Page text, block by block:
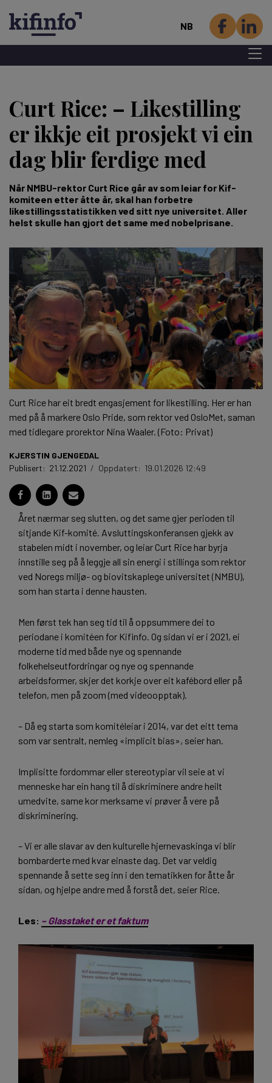
hovedinnhold
NB
Menu
Curt Rice: – Likestilling
er ikkje eit prosjekt vi ein
dag blir ferdige med
Når NMBU-rektor Curt Rice går av som leiar for Kif-
komiteen etter åtte år, skal han forbetre
likestillingsstatistikken ved sitt nye universitet. Aller
helst skulle han gjort det same med nobelprisane.
Curt Rice har eit bredt engasjement for likestilling. Her er han
med på å markere Oslo Pride, som rektor ved OsloMet, saman
med tidlegare prorektor Nina Waaler. (Foto: Privat)
KJERSTIN GJENGEDAL
Publisert: 21.12.2021 / Oppdatert: 19.01.2026 12:49
Året nærmar seg slutten, og det same gjer perioden til
sitjande Kif-komité. Avsluttingskonferansen gjekk av
stabelen midt i november, og leiar Curt Rice har byrja
innstille seg på å leggje all sin energi i stillinga som rektor
ved Noregs miljø- og biovitskaplege universitet (NMBU),
som han starta i denne hausten.
Men først tek han seg tid til å oppsummere dei to
periodane i komitéen for Kifinfo. Og sidan vi er i 2021, ei
moderne tid med både nye og spennande
folkehelseutfordringar og nye og spennande
arbeidsformer, skjer det korkje over eit kafébord eller på
telefon, men på zoom (med videoopptak).
– Då eg starta som komitéleiar i 2014, var det eitt tema
som var sentralt, nemleg «implicit bias», seier han.
Implisitte fordommar eller stereotypiar vil seie at vi
menneske har ein hang til å diskriminere andre heilt
umedvite, same kor merksame vi prøver å vere på
diskriminering.
– Vi er alle slavar av den kulturelle hjernevaskinga vi blir
bombarderte med kvar einaste dag. Det var veldig
spennande å sette seg inn i den tematikken for åtte år
sidan, og hjelpe andre med å forstå det, seier Rice.
Les: – Glasstaket er et faktum